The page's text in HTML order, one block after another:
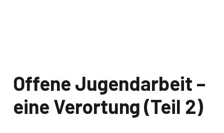
Offene Jugendarbeit –
eine Verortung (Teil 2)